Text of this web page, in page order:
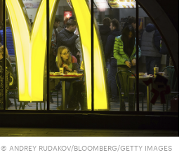
© ANDREY RUDAKOV/BLOOMBERG/GETTY IMAGES